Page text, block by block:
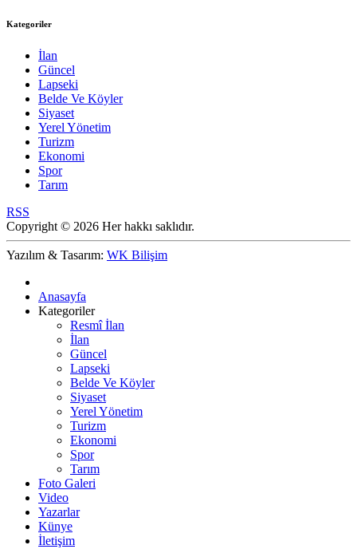
Kategoriler
İlan
Güncel
Lapseki
Belde Ve Köyler
Siyaset
Yerel Yönetim
Turizm
Ekonomi
Spor
Tarım
RSS
Copyright © 2026 Her hakkı saklıdır.
Yazılım & Tasarım: WK Bilişim
Anasayfa
Kategoriler
Resmî İlan
İlan
Güncel
Lapseki
Belde Ve Köyler
Siyaset
Yerel Yönetim
Turizm
Ekonomi
Spor
Tarım
Foto Galeri
Video
Yazarlar
Künye
İletişim